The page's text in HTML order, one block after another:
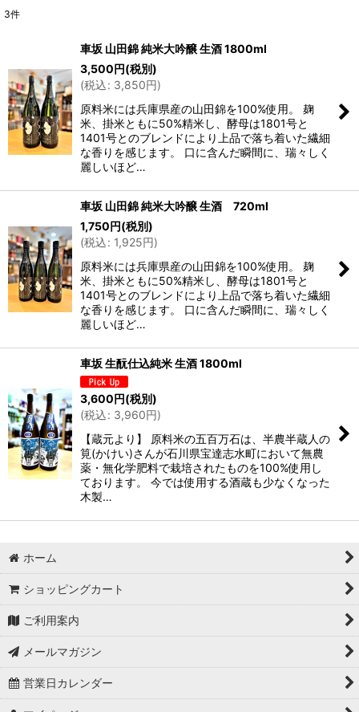
並び順:
絞り込む
3件
車坂 山田錦 純米大吟醸 生酒 1800ml
3,500円(税別)
(税込: 3,850円)
原料米には兵庫県産の山田錦を100%使用。 麹
米、掛米ともに50%精米し、酵母は1801号と
1401号とのブレンドにより上品で落ち着いた繊細
な香りを感じます。 口に含んだ瞬間に、瑞々しく
麗しいほど…
車坂 山田錦 純米大吟醸 生酒 720ml
1,750円(税別)
(税込: 1,925円)
原料米には兵庫県産の山田錦を100%使用。 麹
米、掛米ともに50%精米し、酵母は1801号と
1401号とのブレンドにより上品で落ち着いた繊細
な香りを感じます。 口に含んだ瞬間に、瑞々しく
麗しいほど…
車坂 生酛仕込純米 生酒 1800ml
3,600円(税別)
(税込: 3,960円)
【蔵元より】 原料米の五百万石は、半農半蔵人の
筧(かけい)さんが石川県宝達志水町において無農
薬・無化学肥料で栽培されたものを100%使用し
ております。 今では使用する酒蔵も少なくなった
木製…
ホーム
ショッピングカート
ご利用案内
メールマガジン
営業日カレンダー